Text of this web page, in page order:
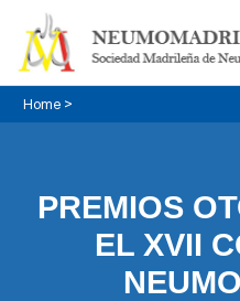
Home >
PREMIOS
EL XVII